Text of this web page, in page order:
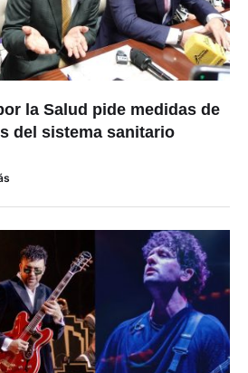
la Salud pide medidas de
del sistema sanitario